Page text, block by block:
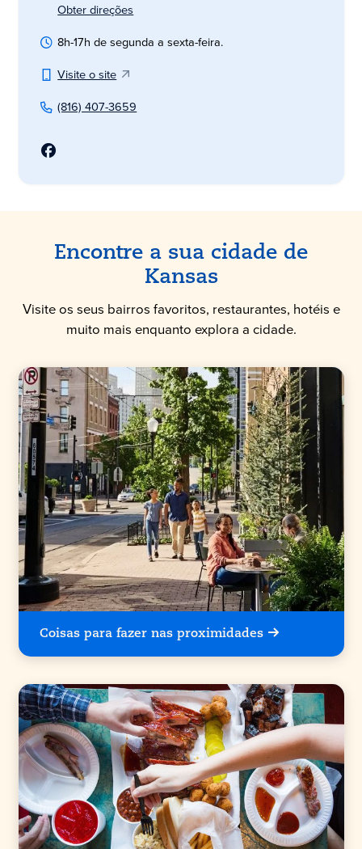
Obter direções
8h-17h de segunda a sexta-feira.
Visite o site
(816) 407-3659
Encontre a sua cidade de
Kansas
Visite os seus bairros favoritos, restaurantes, hotéis e
muito mais enquanto explora a cidade.
Coisas para fazer nas proximidades